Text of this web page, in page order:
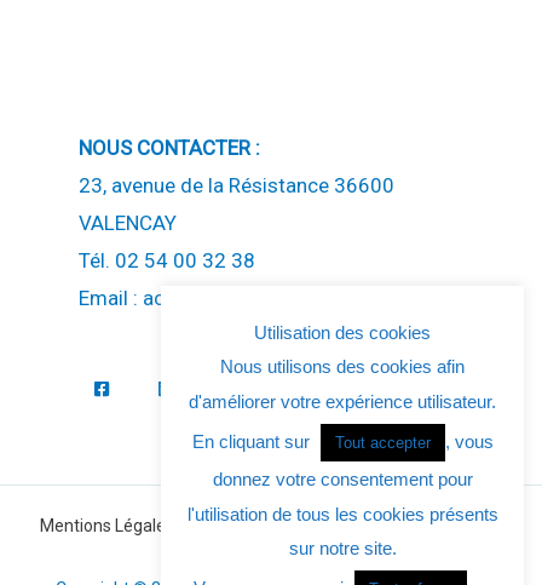
NOUS CONTACTER :
23, avenue de la Résistance 36600
VALENCAY
Tél. 02 54 00 32 38
Email : accueil(at)ccev.fr
Mentions Légales Politique de Confidentialité-Politique des
Cookies
Utilisation des cookies
Nous utilisons des cookies afin
d'améliorer votre expérience utilisateur.
En cliquant sur
Tout accepter
, vous
donnez votre consentement pour
l'utilisation de tous les cookies présents
sur notre site.